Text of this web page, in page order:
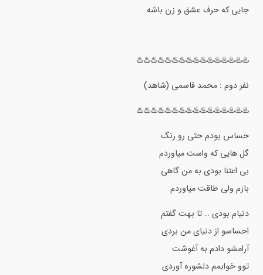
جایی که حرف عشق و زن باشه
♨️♨️♨️♨️♨️♨️♨️♨️♨️♨️♨️♨️♨️♨️♨️♨️
نفر دوم : محمد قاسمی (شاهد)
♨️♨️♨️♨️♨️♨️♨️♨️♨️♨️♨️♨️♨️♨️♨️♨️
حساس بودم حتی رو رنگ
گل هایی که واست میاوردم
بی اعتنا بودی به من گاهی
بازم ولی طاقت میاوردم
دنیام بودی … تا بهت گفتم
احساسو از دنیای من بردی
آرامشو دادم به آغوشت
توو خوابمم دلشوره آوردی